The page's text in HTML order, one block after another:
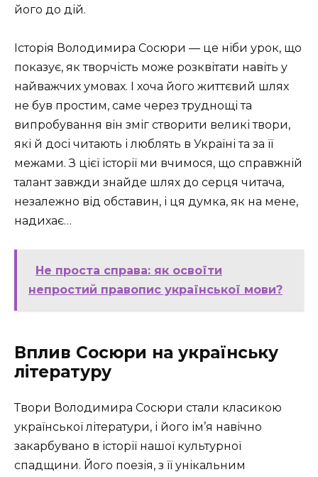
його до дій.
Історія Володимира Сосюри — це ніби урок, що
показує, як творчість може розквітати навіть у
найважчих умовах. І хоча його життєвий шлях
не був простим, саме через труднощі та
випробування він зміг створити великі твори,
які й досі читають і люблять в Україні та за її
межами. З цієї історії ми вчимося, що справжній
талант завжди знайде шлях до серця читача,
незалежно від обставин, і ця думка, як на мене,
надихає…
Не проста справа: як освоїти
непростий правопис української мови?
Вплив Сосюри на українську
літературу
Твори Володимира Сосюри стали класикою
української літератури, і його ім’я навічно
закарбувано в історії нашої культурної
спадщини. Його поезія, з її унікальним